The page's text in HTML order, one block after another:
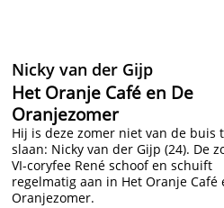
Nicky van der Gijp
Het Oranje Café en De
Oranjezomer
Hij is deze zomer niet van de buis
slaan: Nicky van der Gijp (24). De
VI-coryfee René schoof en schuift
regelmatig aan in Het Oranje Café
Oranjezomer.